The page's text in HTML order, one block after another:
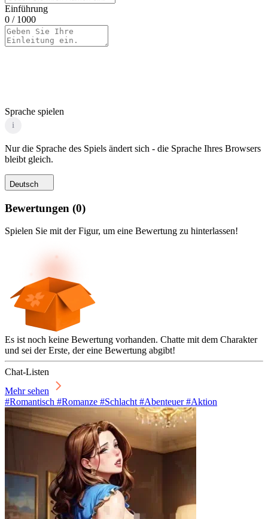
Einführung
0 / 1000
Sprache spielen
i
Nur die Sprache des Spiels ändert sich - die Sprache Ihres Browsers
bleibt gleich.
Deutsch
Bewertungen (0)
Spielen Sie mit der Figur, um eine Bewertung zu hinterlassen!
Es ist noch keine Bewertung vorhanden. Chatte mit dem Charakter
und sei der Erste, der eine Bewertung abgibt!
Chat-Listen
Mehr sehen
#Romantisch #Romanze #Schlacht #Abenteuer #Aktion